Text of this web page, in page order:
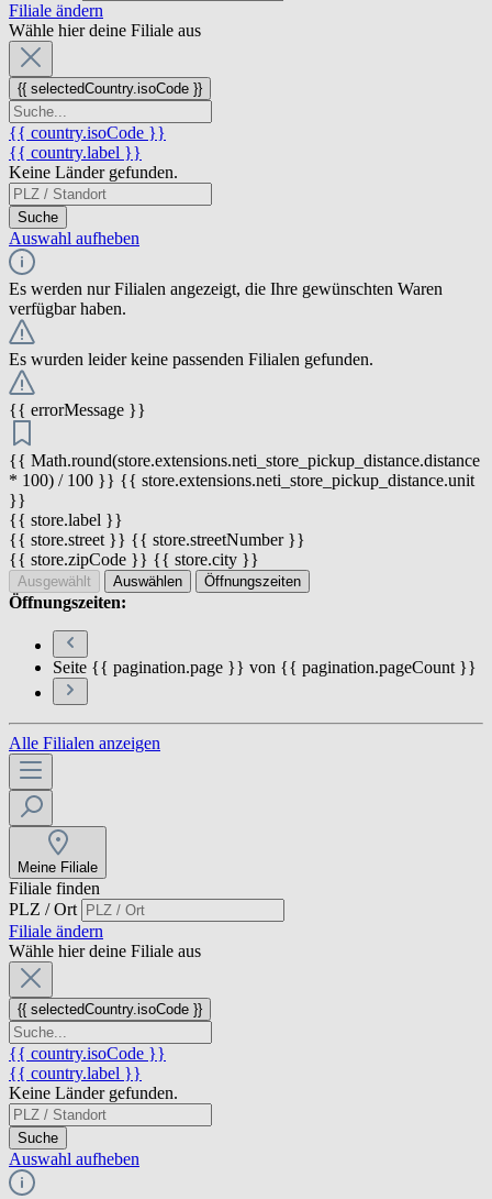
Filiale ändern
Wähle hier deine Filiale aus
{{ selectedCountry.isoCode }}
{{ country.isoCode }}
{{ country.label }}
Keine Länder gefunden.
Suche
Auswahl aufheben
Es werden nur Filialen angezeigt, die Ihre gewünschten Waren
verfügbar haben.
Es wurden leider keine passenden Filialen gefunden.
{{ errorMessage }}
{{ Math.round(store.extensions.neti_store_pickup_distance.distance
* 100) / 100 }} {{ store.extensions.neti_store_pickup_distance.unit
}}
{{ store.label }}
{{ store.street }} {{ store.streetNumber }}
{{ store.zipCode }} {{ store.city }}
Ausgewählt Auswählen Öffnungszeiten
Öffnungszeiten:
Seite {{ pagination.page }} von {{ pagination.pageCount }}
Alle Filialen anzeigen
Meine Filiale
Filiale finden
PLZ / Ort
Filiale ändern
Wähle hier deine Filiale aus
{{ selectedCountry.isoCode }}
{{ country.isoCode }}
{{ country.label }}
Keine Länder gefunden.
Suche
Auswahl aufheben